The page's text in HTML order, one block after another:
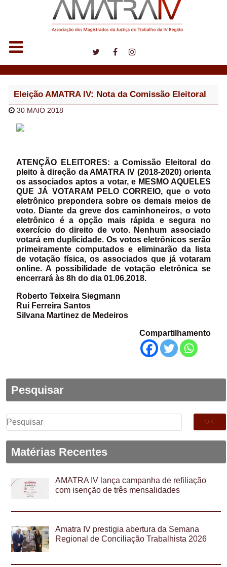
Eleição AMATRA IV: Nota da Comissão Eleitoral
30 MAIO 2018
ATENÇÃO ELEITORES: a Comissão Eleitoral do
pleito à direção da AMATRA IV (2018-2020) orienta
os associados aptos a votar, e MESMO AQUELES
QUE JÁ VOTARAM PELO CORREIO, que o voto
eletrônico prepondera sobre os demais meios de
voto. Diante da greve dos caminhoneiros, o voto
eletrônico é a opção mais rápida e segura no
exercício do direito de voto. Nenhum associado
votará em duplicidade. Os votos eletrônicos serão
primeiramente computados e eliminarão da lista
de votação física, os associados que já votaram
online. A possibilidade de votação eletrônica se
encerrará às 8h do dia 01.06.2018.
Roberto Teixeira Siegmann
Rui Ferreira Santos
Silvana Martinez de Medeiros
Compartilhamento
Pesquisar
Pesquisar
por:
Matérias Recentes
AMATRA IV lança campanha de refiliação
com isenção de três mensalidades
Amatra IV prestigia abertura da Semana
Regional de Conciliação Trabalhista 2026